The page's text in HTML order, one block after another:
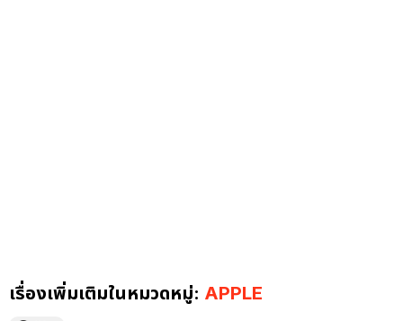
เรื่องเพิ่มเติมในหมวดหมู่: APPLE